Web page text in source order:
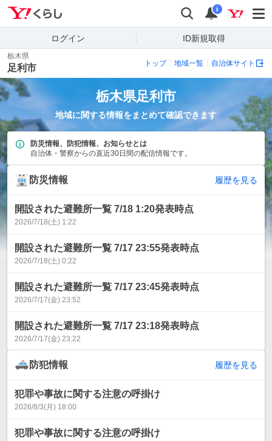
検索 通知
i
ログイン ID新規取得
栃木県
足利市 トップ 地域一覧 自治体サイト
栃木県足利市
地域に関する情報をまとめて確認できます
防災情報、防犯情報、お知らせとは
自治体・警察からの直近30日間の配信情報です。
防災情報 履歴を見る
開設された避難所一覧 7/18 1:20発表時点
2026/7/18(土) 1:22
開設された避難所一覧 7/17 23:55発表時点
2026/7/18(土) 0:22
開設された避難所一覧 7/17 23:45発表時点
2026/7/17(金) 23:52
開設された避難所一覧 7/17 23:18発表時点
2026/7/17(金) 23:22
防犯情報 履歴を見る
犯罪や事故に関する注意の呼掛け
2026/8/3(月) 18:00
犯罪や事故に関する注意の呼掛け